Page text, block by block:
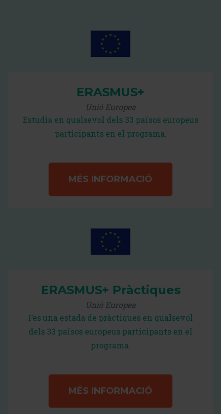
ERASMUS+
Unió Europea
Estudia en qualsevol dels 33 països europeus
participants en el programa.
MÉS INFORMACIÓ
ERASMUS+ Pràctiques
Unió Europea
Fes una estada de pràctiques en qualsevol
dels 33 països europeus participants en el
programa.
MÉS INFORMACIÓ